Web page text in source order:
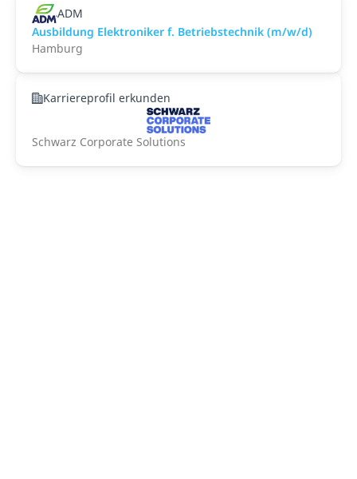
ADM
Ausbildung Elektroniker f. Betriebstechnik (m/w/d)
Hamburg
Karriereprofil erkunden
Schwarz Corporate Solutions